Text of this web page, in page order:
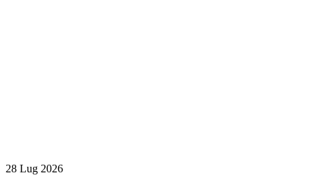
28 Lug 2026